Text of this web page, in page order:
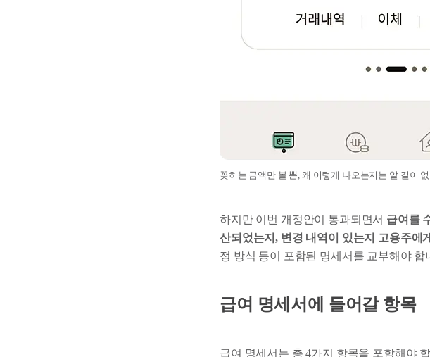
꽂히는 금액만 볼 뿐, 왜 이렇게 나오는지는 알 길이
하지만 이번 개정안이 통과되면서 급여를
산되었는지, 변경 내역이 있는지 고용주에
정 방식 등이 포함된 명세서를 교부해야 합
급여 명세서에 들어갈 항목
급여 명세서는 총 4가지 항목을 포함해야